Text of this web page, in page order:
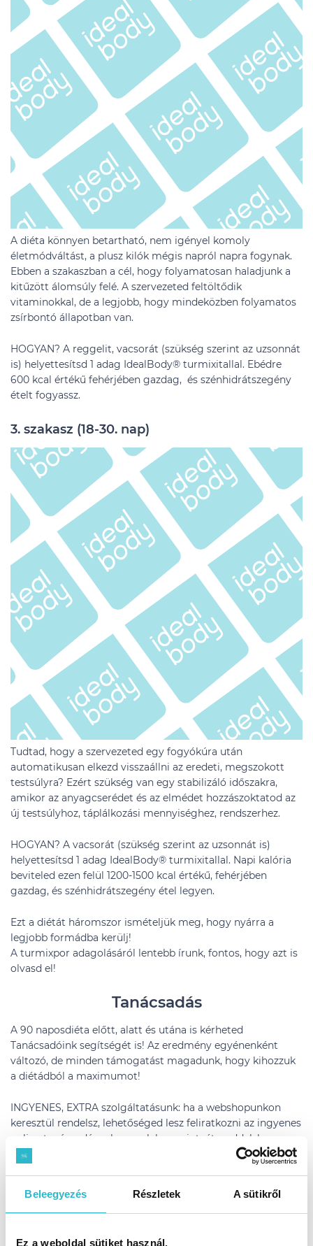
Beleegyezés Részletek A sütikről
Ez a weboldal sütiket használ.
A diéta könnyen betartható, nem igényel komoly
életmódváltást, a plusz kilók mégis napról napra fogynak.
Ebben a szakaszban a cél, hogy folyamatosan haladjunk a
kitűzött álomsúly felé. A szervezeted feltöltődik
vitaminokkal, de a legjobb, hogy mindeközben folyamatos
zsírbontó állapotban van.
HOGYAN? A reggelit, vacsorát (szükség szerint az uzsonnát
is) helyettesítsd 1 adag IdealBody® turmixitallal. Ebédre
600 kcal értékű fehérjében gazdag, és szénhidrátszegény
ételt fogyassz.
3. szakasz (18-30. nap)
Tudtad, hogy a szervezeted egy fogyókúra után
automatikusan elkezd visszaállni az eredeti, megszokott
testsúlyra? Ezért szükség van egy stabilizáló időszakra,
amikor az anyagcserédet és az elmédet hozzászoktatod az
új testsúlyhoz, táplálkozási mennyiséghez, rendszerhez.
HOGYAN? A vacsorát (szükség szerint az uzsonnát is)
helyettesítsd 1 adag IdealBody® turmixitallal. Napi kalória
beviteled ezen felül 1200-1500 kcal értékű, fehérjében
gazdag, és szénhidrátszegény étel legyen.
Ezt a diétát háromszor ismételjük meg, hogy nyárra a
legjobb formádba kerülj!
A turmixpor adagolásáról lentebb írunk, fontos, hogy azt is
olvasd el!
Tanácsadás
A 90 naposdiéta előtt, alatt és utána is kérheted
Tanácsadóink segítségét is! Az eredmény egyénenként
változó, de minden támogatást magadunk, hogy kihozzuk
a diétádból a maximumot!
INGYENES, EXTRA szolgáltatásunk: ha a webshopunkon
keresztül rendelsz, lehetőséged lesz feliratkozni az ingyenes
online tanácsadásunkra, melyben mintaétrenddel, hasznos
tanácsokkal látunk el és a mindennapi motivációt is
Mozgás és diéta